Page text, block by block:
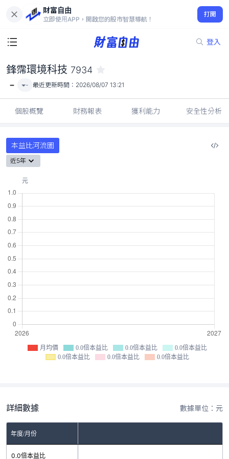
財富自由
立即使用APP，開啟您的股市智慧導航！
打開
登入
-
鋒霈環境科技 7934
- - 最近更新時間： 2026/08/07 13:21
個股概覽 財務報表 獲利能力 安全性分析
本益比河流圖
近5年
月均價 0.0倍本益比 0.0倍本益比
0.0倍本益比
0.0倍本益比
0.0倍本益比 0.0倍本益比
詳細數據 數據單位：元
年度/月份
0.0倍本益比